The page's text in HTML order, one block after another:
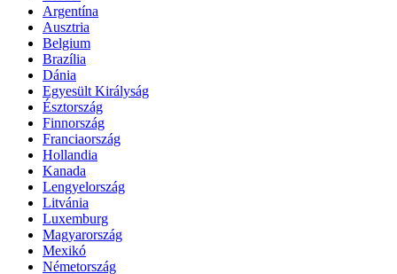
Argentína
Ausztria
Belgium
Brazília
Dánia
Egyesült Királyság
Észtország
Finnország
Franciaország
Hollandia
Kanada
Lengyelország
Litvánia
Luxemburg
Magyarország
Mexikó
Németország